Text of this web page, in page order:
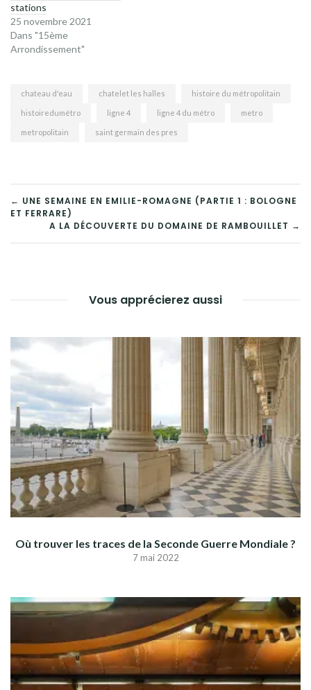
stations
25 novembre 2021
Dans "15ème
Arrondissement"
chateau d'eau chatelet les halles histoire du métropolitain
histoiredumétro ligne 4 ligne 4 du métro metro
metropolitain saint germain des pres
NAVIGATION
DE
← UNE SEMAINE EN EMILIE-ROMAGNE (PARTIE 1 : BOLOGNE
ET FERRARE)
A LA DÉCOUVERTE DU DOMAINE DE RAMBOUILLET →
Vous apprécierez aussi
Où trouver les traces de la Seconde Guerre Mondiale ?
7 mai 2022